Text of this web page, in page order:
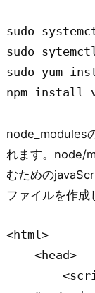
sudo
sudo
sudo yum
npm install
node_modules
れます。node/
むための
ファイルを作成
<html>